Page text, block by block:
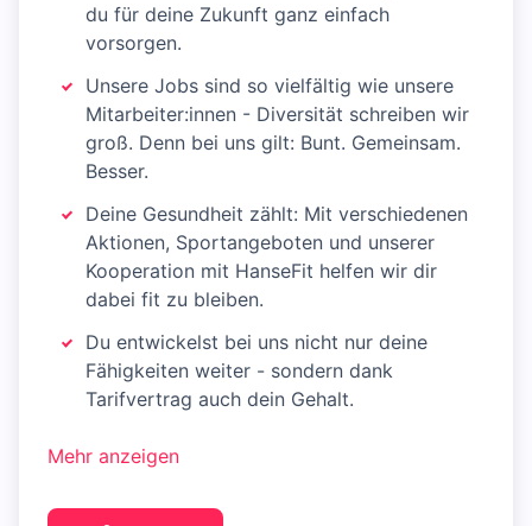
du für deine Zukunft ganz einfach
vorsorgen.
Unsere Jobs sind so vielfältig wie unsere
Mitarbeiter:innen - Diversität schreiben wir
groß. Denn bei uns gilt: Bunt. Gemeinsam.
Besser.
Deine Gesundheit zählt: Mit verschiedenen
Aktionen, Sportangeboten und unserer
Kooperation mit HanseFit helfen wir dir
dabei fit zu bleiben.
Du entwickelst bei uns nicht nur deine
Fähigkeiten weiter - sondern dank
Tarifvertrag auch dein Gehalt.
Mehr anzeigen